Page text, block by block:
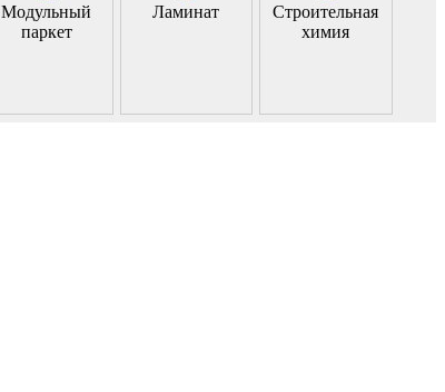
Модульный
паркет
Ламинат
Строительная
химия